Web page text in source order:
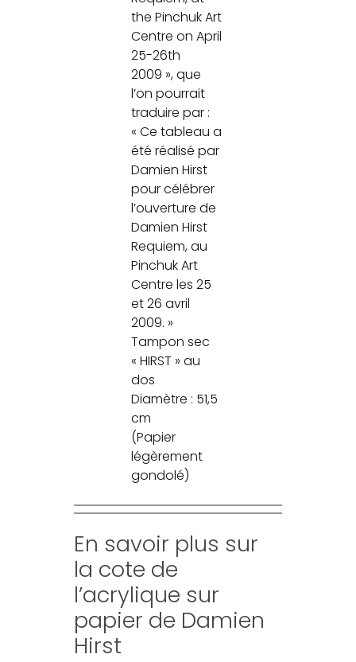
the Pinchuk Art
Centre on April
25-26th
2009 », que
l’on pourrait
traduire par :
« Ce tableau a
été réalisé par
Damien Hirst
pour célébrer
l’ouverture de
Damien Hirst
Requiem, au
Pinchuk Art
Centre les 25
et 26 avril
2009. »
Tampon sec
« HIRST » au
dos
Diamètre : 51,5
cm
(Papier
légèrement
gondolé)
En savoir plus sur
la cote de
l’acrylique sur
papier de Damien
Hirst